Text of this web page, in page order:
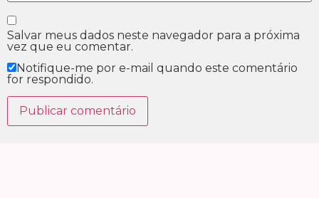
Salvar meus dados neste navegador para a próxima
vez que eu comentar.
Notifique-me por e-mail quando este comentário
for respondido.